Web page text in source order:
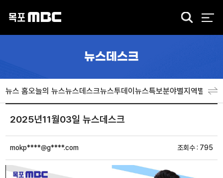
검
뉴스데스크
뉴스 홈오늘의 뉴스뉴스데스크뉴스투데이뉴스특보분야별지역별 뉴스
2025년11월03일 뉴스데스크
mokp****@g****.com 조회수 : 795